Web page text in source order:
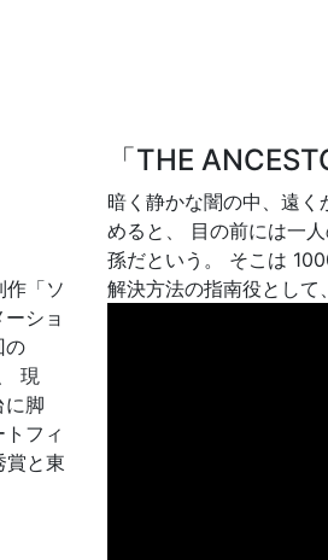
「ソ
ショ
の
現
に脚
フィ
賞と東
「THE
暗く静かな闇の中、遠く
めると、 目の前には一
孫だという。 そこは
解決方法の指南役として